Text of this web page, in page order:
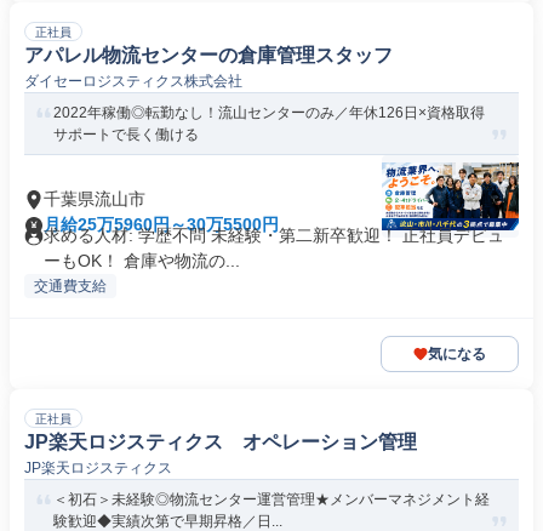
正社員
アパレル物流センターの倉庫管理スタッフ
ダイセーロジスティクス株式会社
2022年稼働◎転勤なし！流山センターのみ／年休126日×資格取得
サポートで長く働ける
千葉県流山市
月給25万5960円～30万5500円
求める人材: 学歴不問 未経験・第二新卒歓迎！ 正社員デビュ
ーもOK！ 倉庫や物流の...
交通費支給
気になる
正社員
JP楽天ロジスティクス オペレーション管理
JP楽天ロジスティクス
＜初石＞未経験◎物流センター運営管理★メンバーマネジメント経
験歓迎◆実績次第で早期昇格／日...